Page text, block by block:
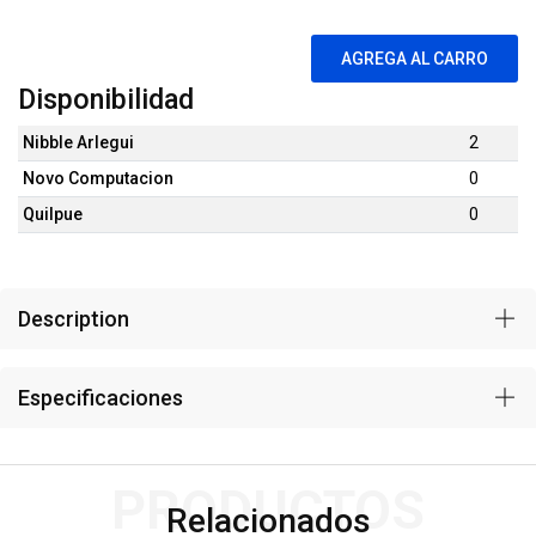
AGREGA AL CARRO
Disponibilidad
Nibble Arlegui
2
Novo Computacion
0
Quilpue
0
Description
Especificaciones
Relacionados
PRODUCTOS